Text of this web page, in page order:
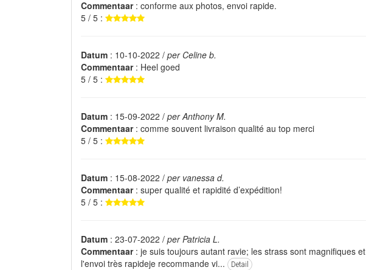
Commentaar: conforme aux photos, envoi rapide.
5 / 5 :
Datum : 10-10-2022 / per Celine b.
Commentaar: Heel goed
5 / 5 :
Datum : 15-09-2022 / per Anthony M.
Commentaar: comme souvent livraison qualité au top merci
5 / 5 :
Datum : 15-08-2022 / per vanessa d.
Commentaar: super qualité et rapidité d’expédition!
5 / 5 :
Datum : 23-07-2022 / per Patricia L.
Commentaar: je suis toujours autant ravie; les strass sont magnifiques et
l'envoi très rapideje recommande vi...
Detail